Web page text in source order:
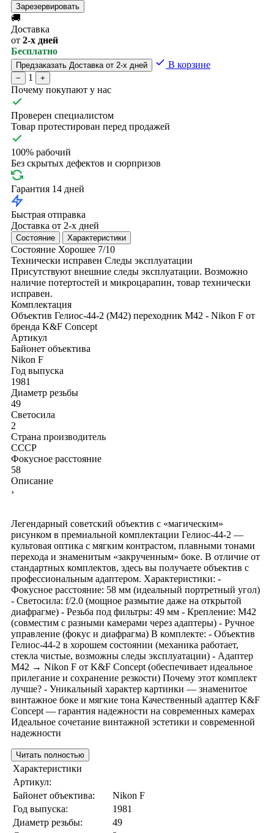
Зарезервировать
🚚
Доставка
от 2-х дней
Бесплатно
Предзаказать Доставка от 2-х дней В корзине
− 1 +
Почему покупают у нас
Проверен специалистом
Товар протестирован перед продажей
100% рабочий
Без скрытых дефектов и сюрпризов
Гарантия 14 дней
Быстрая отправка
Доставка от 2-х дней
Состояние Характеристики
Состояние Хорошее 7/10
Технически исправен Следы эксплуатации
Присутствуют внешние следы эксплуатации. Возможно
наличие потертостей и микроцарапин, товар технически
исправен.
Комплектация
Объектив Гелиос-44-2 (М42) переходник M42 - Nikon F от
бренда K&F Concept
Артикул
Байонет объектива
Nikon F
Год выпуска
1981
Диаметр резьбы
49
Светосила
2
Страна производитель
СССР
Фокусное расстояние
58
Описание
›
Легендарный советский объектив с «магическим»
рисунком в премиальной комплектации Гелиос-44-2 —
культовая оптика с мягким контрастом, плавными тонами
перехода и знаменитым «закрученным» боке. В отличие от
стандартных комплектов, здесь вы получаете объектив с
профессиональным адаптером. Характеристики: -
Фокусное расстояние: 58 мм (идеальный портретный угол)
- Светосила: f/2.0 (мощное размытие даже на открытой
диафрагме) - Резьба под фильтры: 49 мм - Крепление: M42
(совместим с разными камерами через адаптеры) - Ручное
управление (фокус и диафрагма) В комплекте: - Объектив
Гелиос-44-2 в хорошем состоянии (механика работает,
стекла чистые, возможны следы эксплуатации) - Адаптер
M42 → Nikon F от K&F Concept (обеспечивает идеальное
прилегание и сохранение резкости) Почему этот комплект
лучше? - Уникальный характер картинки — знаменитое
винтажное боке и мягкие тона Качественный адаптер K&F
Concept — гарантия надежности на современных камерах
Идеальное сочетание винтажной эстетики и современной
надежности
Читать полностью
Характеристики
Артикул:
Байонет объектива:
Nikon F
Год выпуска:
1981
Диаметр резьбы:
49